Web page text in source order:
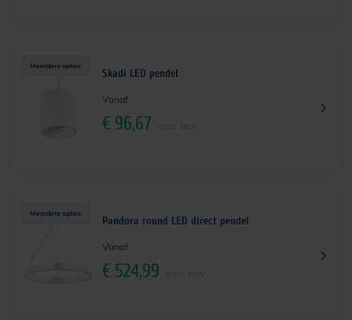
Meerdere opties
Skadi LED pendel
Vanaf
€ 96,67
Meerdere opties
Pandora round LED direct pendel
Vanaf
€ 524,99